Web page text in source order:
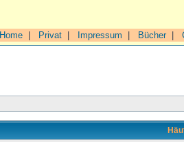
Home Privat Impressum Bücher|